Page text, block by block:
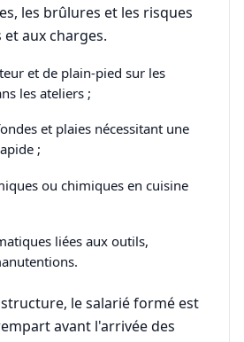
les brûlures et les risques
aux charges.
et de plain-pied sur les
les ateliers ;
et plaies nécessitant une
;
ou chimiques en cuisine
liées aux outils,
le salarié formé est
avant l'arrivée des